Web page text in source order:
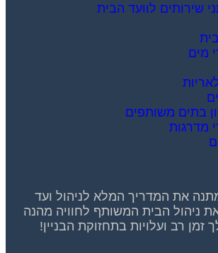
שירותים לוועד הבית
מים
בתים משותפים
מדרגות
את המדריך המלא לניהול ועד
ניהול הבית המשותף לחוויה מהנה
זמן רב ועלויות בתחזוקת הבניין!